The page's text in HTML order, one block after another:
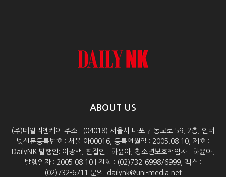
ABOUT US
(주)데일리엔케이 주소 : (04018) 서울시 마포구 동교로 59, 2층, 인터
넷신문등록번호 : 서울 아00016, 등록연월일 : 2005.08.10, 제호 :
DailyNK 발행인: 이광백, 편집인 : 하윤아, 청소년보호책임자 : 하윤아,
발행일자 : 2005.08.10 | 전화 : (02)732-6998/6999, 팩스 :
(02)732-6711 문의: dailynk@uni-media.net